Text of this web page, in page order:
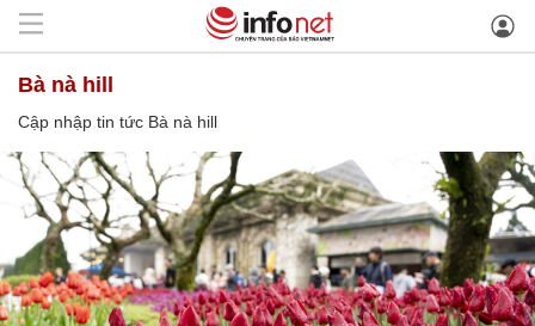
Bà nà hill
Cập nhập tin tức Bà nà hill